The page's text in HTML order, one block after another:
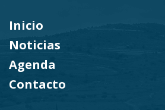
Inicio
Noticias
Agenda
Contacto